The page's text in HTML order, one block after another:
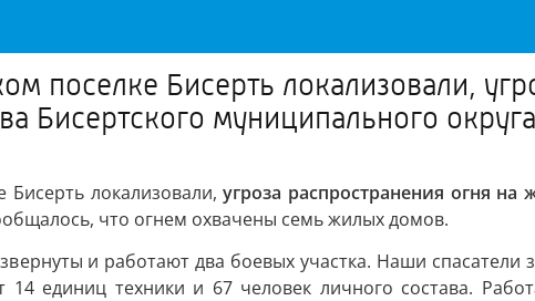
поселке Бисерть локализовали,
Бисертского муниципального
Бисерть локализовали,угроза распространения огня на
что огнем охвачены семь жилых домов.
и работают два боевых участка. Наши
14 единиц техники и 67 человек личного состава.